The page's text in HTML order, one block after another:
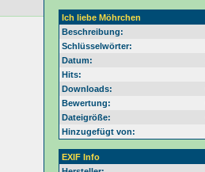
Ich liebe Möhrchen
Beschreibung:
Schlüsselwörter:
Datum:
Hits:
Downloads:
Bewertung:
Dateigröße:
Hinzugefügt von:
EXIF Info